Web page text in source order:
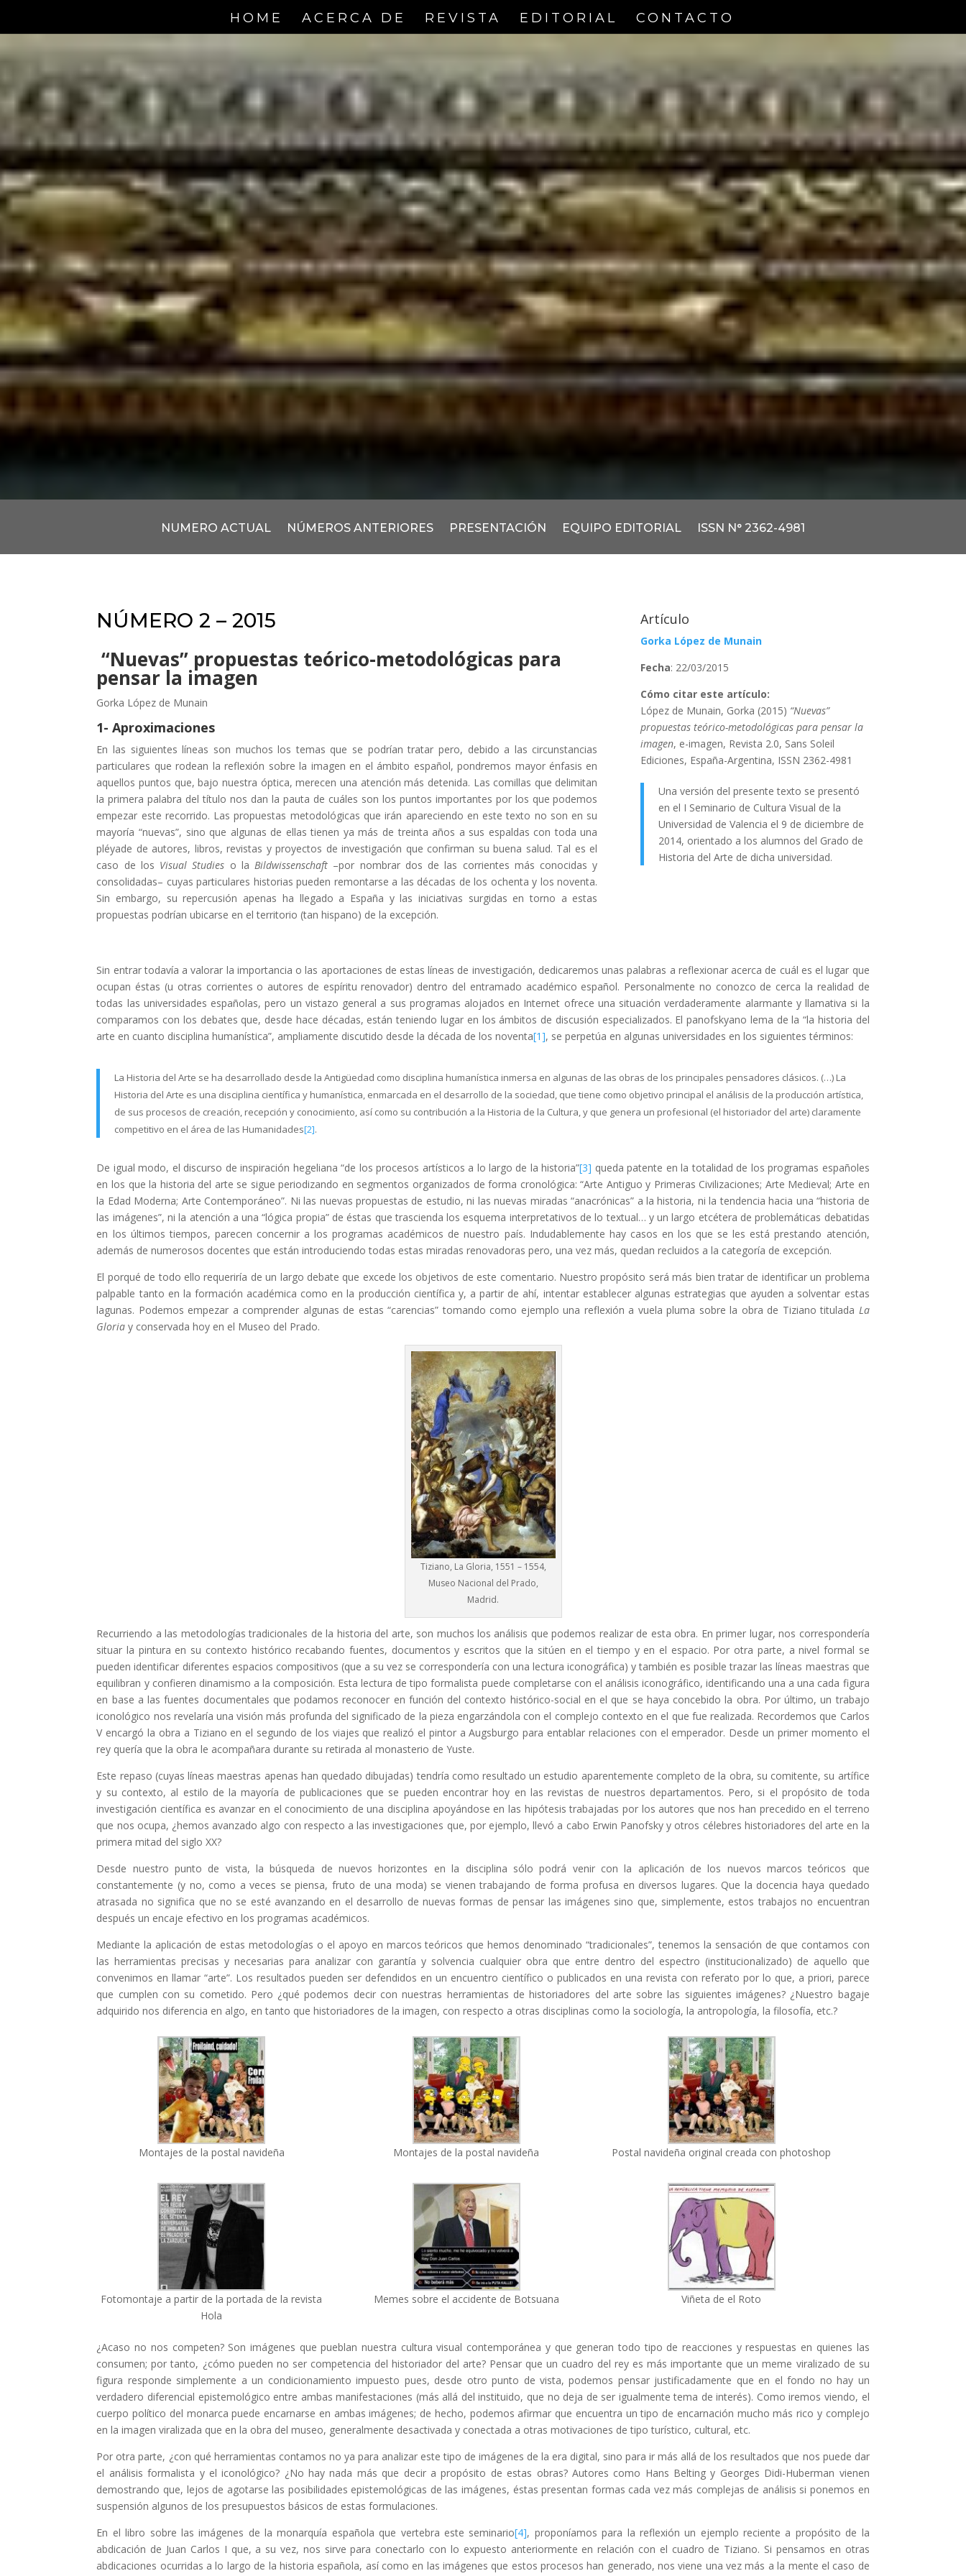
HOME ACERCA DE REVISTA EDITORIAL CONTACTO
NUMERO ACTUAL NÚMEROS ANTERIORES PRESENTACIÓN EQUIPO EDITORIAL ISSN N° 2362-4981
NÚMERO 2 – 2015
“Nuevas” propuestas teórico-metodológicas para
pensar la imagen
Gorka López de Munain
1- Aproximaciones
En las siguientes líneas son muchos los temas que se podrían tratar pero, debido a las circunstancias
particulares que rodean la reflexión sobre la imagen en el ámbito español, pondremos mayor énfasis en
aquellos puntos que, bajo nuestra óptica, merecen una atención más detenida. Las comillas que delimitan
la primera palabra del título nos dan la pauta de cuáles son los puntos importantes por los que podemos
empezar este recorrido. Las propuestas metodológicas que irán apareciendo en este texto no son en su
mayoría “nuevas”, sino que algunas de ellas tienen ya más de treinta años a sus espaldas con toda una
pléyade de autores, libros, revistas y proyectos de investigación que confirman su buena salud. Tal es el
caso de los Visual Studies o laBildwissenschaft –por nombrar dos de las corrientes más conocidas y
consolidadas– cuyas particulares historias pueden remontarse a las décadas de los ochenta y los noventa.
Sin embargo, su repercusión apenas ha llegado a España y las iniciativas surgidas en torno a estas
propuestas podrían ubicarse en el territorio (tan hispano) de la excepción.
Artículo
Gorka López de Munain
Fecha: 22/03/2015
Cómo citar este artículo:
López de Munain, Gorka (2015) “Nuevas”
propuestas teórico-metodológicas para pensar la
imagen, e-imagen, Revista 2.0, Sans Soleil
Ediciones, España-Argentina, ISSN 2362-4981
Una versión del presente texto se presentó
en el I Seminario de Cultura Visual de la
Universidad de Valencia el 9 de diciembre de
2014, orientado a los alumnos del Grado de
Historia del Arte de dicha universidad.
Sin entrar todavía a valorar la importancia o las aportaciones de estas líneas de investigación, dedicaremos unas palabras a reflexionar acerca de cuál es el lugar que
ocupan éstas (u otras corrientes o autores de espíritu renovador) dentro del entramado académico español. Personalmente no conozco de cerca la realidad de
todas las universidades españolas, pero un vistazo general a sus programas alojados en Internet ofrece una situación verdaderamente alarmante y llamativa si la
comparamos con los debates que, desde hace décadas, están teniendo lugar en los ámbitos de discusión especializados. El panofskyano lema de la “la historia del
arte en cuanto disciplina humanística”, ampliamente discutido desde la década de los noventa[1], se perpetúa en algunas universidades en los siguientes términos:
La Historia del Arte se ha desarrollado desde la Antigüedad como disciplina humanística inmersa en algunas de las obras de los principales pensadores clásicos. (…) La
Historia del Arte es una disciplina científica y humanística, enmarcada en el desarrollo de la sociedad, que tiene como objetivo principal el análisis de la producción artística,
de sus procesos de creación, recepción y conocimiento, así como su contribución a la Historia de la Cultura, y que genera un profesional (el historiador del arte) claramente
competitivo en el área de las Humanidades[2].
De igual modo, el discurso de inspiración hegeliana “de los procesos artísticos a lo largo de la historia”[3] queda patente en la totalidad de los programas españoles
en los que la historia del arte se sigue periodizando en segmentos organizados de forma cronológica: “Arte Antiguo y Primeras Civilizaciones; Arte Medieval; Arte en
la Edad Moderna; Arte Contemporáneo”. Ni las nuevas propuestas de estudio, ni las nuevas miradas “anacrónicas” a la historia, ni la tendencia hacia una “historia de
las imágenes”, ni la atención a una “lógica propia” de éstas que trascienda los esquema interpretativos de lo textual… y un largo etcétera de problemáticas debatidas
en los últimos tiempos, parecen concernir a los programas académicos de nuestro país. Indudablemente hay casos en los que se les está prestando atención,
además de numerosos docentes que están introduciendo todas estas miradas renovadoras pero, una vez más, quedan recluidos a la categoría de excepción.
El porqué de todo ello requeriría de un largo debate que excede los objetivos de este comentario. Nuestro propósito será más bien tratar de identificar un problema
palpable tanto en la formación académica como en la producción científica y, a partir de ahí, intentar establecer algunas estrategias que ayuden a solventar estas
lagunas. Podemos empezar a comprender algunas de estas “carencias” tomando como ejemplo una reflexión a vuela pluma sobre la obra de Tiziano titulada La
Gloria y conservada hoy en el Museo del Prado.
Tiziano, La Gloria, 1551 – 1554,
Museo Nacional del Prado,
Madrid.
Recurriendo a las metodologías tradicionales de la historia del arte, son muchos los análisis que podemos realizar de esta obra. En primer lugar, nos correspondería
situar la pintura en su contexto histórico recabando fuentes, documentos y escritos que la sitúen en el tiempo y en el espacio. Por otra parte, a nivel formal se
pueden identificar diferentes espacios compositivos (que a su vez se correspondería con una lectura iconográfica) y también es posible trazar las líneas maestras que
equilibran y confieren dinamismo a la composición. Esta lectura de tipo formalista puede completarse con el análisis iconográfico, identificando una a una cada figura
en base a las fuentes documentales que podamos reconocer en función del contexto histórico-social en el que se haya concebido la obra. Por último, un trabajo
iconológico nos revelaría una visión más profunda del significado de la pieza engarzándola con el complejo contexto en el que fue realizada. Recordemos que Carlos
V encargó la obra a Tiziano en el segundo de los viajes que realizó el pintor a Augsburgo para entablar relaciones con el emperador. Desde un primer momento el
rey quería que la obra le acompañara durante su retirada al monasterio de Yuste.
Este repaso (cuyas líneas maestras apenas han quedado dibujadas) tendría como resultado un estudio aparentemente completo de la obra, su comitente, su artífice
y su contexto, al estilo de la mayoría de publicaciones que se pueden encontrar hoy en las revistas de nuestros departamentos. Pero, si el propósito de toda
investigación científica es avanzar en el conocimiento de una disciplina apoyándose en las hipótesis trabajadas por los autores que nos han precedido en el terreno
que nos ocupa, ¿hemos avanzado algo con respecto a las investigaciones que, por ejemplo, llevó a cabo Erwin Panofsky y otros célebres historiadores del arte en la
primera mitad del siglo XX?
Desde nuestro punto de vista, la búsqueda de nuevos horizontes en la disciplina sólo podrá venir con la aplicación de los nuevos marcos teóricos que
constantemente (y no, como a veces se piensa, fruto de una moda) se vienen trabajando de forma profusa en diversos lugares. Que la docencia haya quedado
atrasada no significa que no se esté avanzando en el desarrollo de nuevas formas de pensar las imágenes sino que, simplemente, estos trabajos no encuentran
después un encaje efectivo en los programas académicos.
Mediante la aplicación de estas metodologías o el apoyo en marcos teóricos que hemos denominado “tradicionales”, tenemos la sensación de que contamos con
las herramientas precisas y necesarias para analizar con garantía y solvencia cualquier obra que entre dentro del espectro (institucionalizado) de aquello que
convenimos en llamar “arte”. Los resultados pueden ser defendidos en un encuentro científico o publicados en una revista con referato por lo que, a priori, parece
que cumplen con su cometido. Pero ¿qué podemos decir con nuestras herramientas de historiadores del arte sobre las siguientes imágenes? ¿Nuestro bagaje
adquirido nos diferencia en algo, en tanto que historiadores de la imagen, con respecto a otras disciplinas como la sociología, la antropología, la filosofía, etc.?
Montajes de la postal navideña Montajes de la postal navideña Postal navideña original creada con photoshop
Fotomontaje a partir de la portada de la revista
Hola
Memes sobre el accidente de Botsuana Viñeta de el Roto
¿Acaso no nos competen? Son imágenes que pueblan nuestra cultura visual contemporánea y que generan todo tipo de reacciones y respuestas en quienes las
consumen; por tanto, ¿cómo pueden no ser competencia del historiador del arte? Pensar que un cuadro del rey es más importante que un meme viralizado de su
figura responde simplemente a un condicionamiento impuesto pues, desde otro punto de vista, podemos pensar justificadamente que en el fondo no hay un
verdadero diferencial epistemológico entre ambas manifestaciones (más allá del instituido, que no deja de ser igualmente tema de interés). Como iremos viendo, el
cuerpo político del monarca puede encarnarse en ambas imágenes; de hecho, podemos afirmar que encuentra un tipo de encarnación mucho más rico y complejo
en la imagen viralizada que en la obra del museo, generalmente desactivada y conectada a otras motivaciones de tipo turístico, cultural, etc.
Por otra parte, ¿con qué herramientas contamos no ya para analizar este tipo de imágenes de la era digital, sino para ir más allá de los resultados que nos puede dar
el análisis formalista y el iconológico? ¿No hay nada más que decir a propósito de estas obras? Autores como Hans Belting y Georges Didi-Huberman vienen
demostrando que, lejos de agotarse las posibilidades epistemológicas de las imágenes, éstas presentan formas cada vez más complejas de análisis si ponemos en
suspensión algunos de los presupuestos básicos de estas formulaciones.
En el libro sobre las imágenes de la monarquía española que vertebra este seminario[4], proponíamos para la reflexión un ejemplo reciente a propósito de la
abdicación de Juan Carlos I que, a su vez, nos sirve para conectarlo con lo expuesto anteriormente en relación con el cuadro de Tiziano. Si pensamos en otras
abdicaciones ocurridas a lo largo de la historia española, así como en las imágenes que estos procesos han generado, nos viene una vez más a la mente el caso de